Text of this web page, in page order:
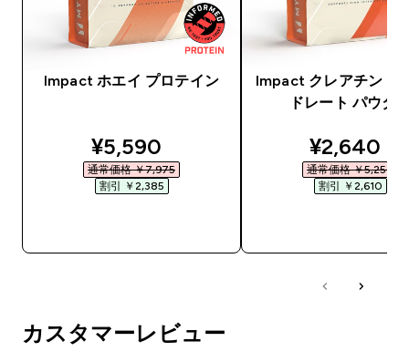
Impact ホエイ プロテイン
discounted price
¥5,590‎
通常価格 ￥7,975‎
割引 ￥2,385‎
Impact クレアチン モ
ドレート パウダ
¥2,640‎
通常価格 ￥5,250‎
割引 ￥2,610‎
カスタマーレビュー